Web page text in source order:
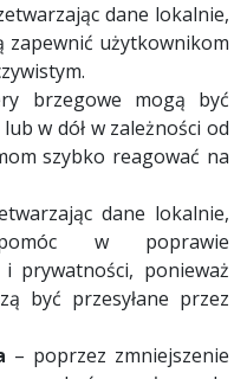
dane lokalnie,
zapewnić użytkownikom
brzegowe mogą być
w dół w zależności od
szybko reagować na
dane lokalnie,
w poprawie
prywatności, ponieważ
być przesyłane przez
– poprzez zmniejszenie